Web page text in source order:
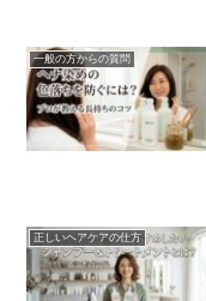
一般の方からの質問
正しいヘアケアの仕方